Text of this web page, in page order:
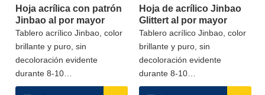
Hoja acrílica con patrón
Jinbao al por mayor
Tablero acrílico Jinbao, color
brillante y puro, sin
decoloración evidente
durante 8-10
años.Personalice el color
Hoja de acrílico Jinbao
Glittert al por mayor
Tablero acrílico Jinbao, color
brillante y puro, sin
decoloración evidente
durante 8-10
años.Personalice el color